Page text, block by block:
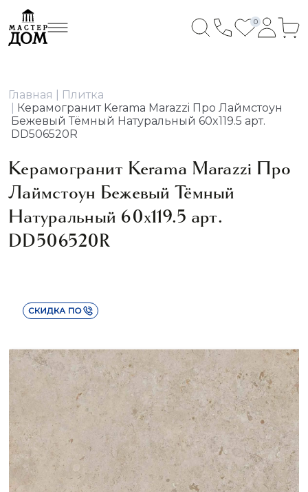
0
Главная
Плитка
Керамогранит Kerama Marazzi Про Лаймстоун
Бежевый Тёмный Натуральный 60x119.5 арт.
DD506520R
Керамогранит Kerama Marazzi Про
Лаймстоун Бежевый Тёмный
Натуральный 60x119.5 арт.
DD506520R